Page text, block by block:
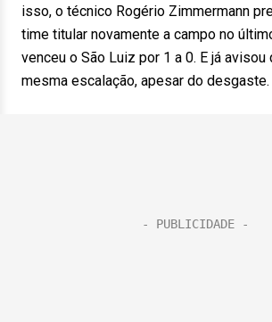
isso, o técnico Rogério Zimmermann
time titular novamente a campo no
venceu o São Luiz por 1 a 0. E já
mesma escalação, apesar do desgaste.